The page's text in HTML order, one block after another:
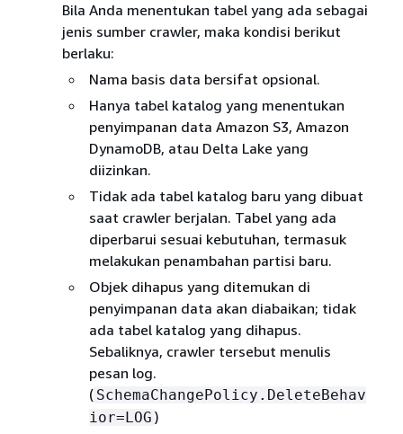
Bila Anda menentukan tabel yang ada sebagai
jenis sumber crawler, maka kondisi berikut
berlaku:
Nama basis data bersifat opsional.
Hanya tabel katalog yang menentukan
penyimpanan data Amazon S3, Amazon
DynamoDB, atau Delta Lake yang
diizinkan.
Tidak ada tabel katalog baru yang dibuat
saat crawler berjalan. Tabel yang ada
diperbarui sesuai kebutuhan, termasuk
melakukan penambahan partisi baru.
Objek dihapus yang ditemukan di
penyimpanan data akan diabaikan; tidak
ada tabel katalog yang dihapus.
Sebaliknya, crawler tersebut menulis
pesan log.
( SchemaChangePolicy.DeleteBehav
ior=LOG )